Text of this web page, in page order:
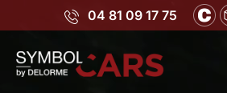
04 81 09 17 75